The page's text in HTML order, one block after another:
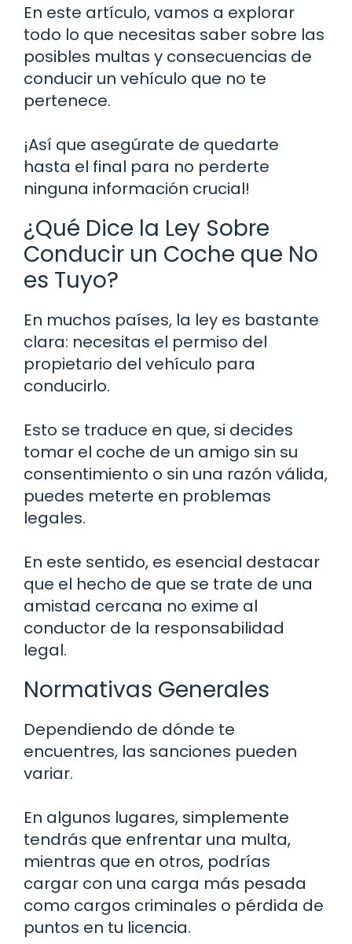
En este artículo, vamos a explorar
todo lo que necesitas saber sobre las
posibles multas y consecuencias de
conducir un vehículo que no te
pertenece.
¡Así que asegúrate de quedarte
hasta el final para no perderte
ninguna información crucial!
¿Qué Dice la Ley Sobre
Conducir un Coche que No
es Tuyo?
En muchos países, la ley es bastante
clara: necesitas el permiso del
propietario del vehículo para
conducirlo.
Esto se traduce en que, si decides
tomar el coche de un amigo sin su
consentimiento o sin una razón válida,
puedes meterte en problemas
legales.
En este sentido, es esencial destacar
que el hecho de que se trate de una
amistad cercana no exime al
conductor de la responsabilidad
legal.
Normativas Generales
Dependiendo de dónde te
encuentres, las sanciones pueden
variar.
En algunos lugares, simplemente
tendrás que enfrentar una multa,
mientras que en otros, podrías
cargar con una carga más pesada
como cargos criminales o pérdida de
puntos en tu licencia.